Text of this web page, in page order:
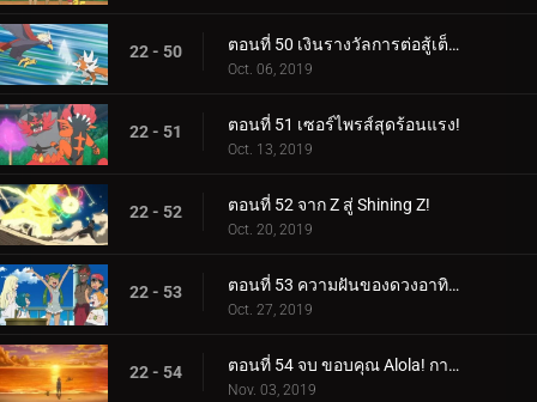
22 - 50 ตอนที่ 50 เงินรางวัลการต่อสู้เต็มรูปแบบ!
Oct. 06, 2019
22 - 51 ตอนที่ 51 เซอร์ไพรส์สุดร้อนแรง!
Oct. 13, 2019
22 - 52 ตอนที่ 52 จาก Z สู่ Shining Z!
Oct. 20, 2019
22 - 53 ตอนที่ 53 ความฝันของดวงอาทิตย์และดวงจันทร์!
Oct. 27, 2019
22 - 54 ตอนที่ 54 จบ ขอบคุณ Alola! การเดินทางดำเนินต่อไป!
Nov. 03, 2019